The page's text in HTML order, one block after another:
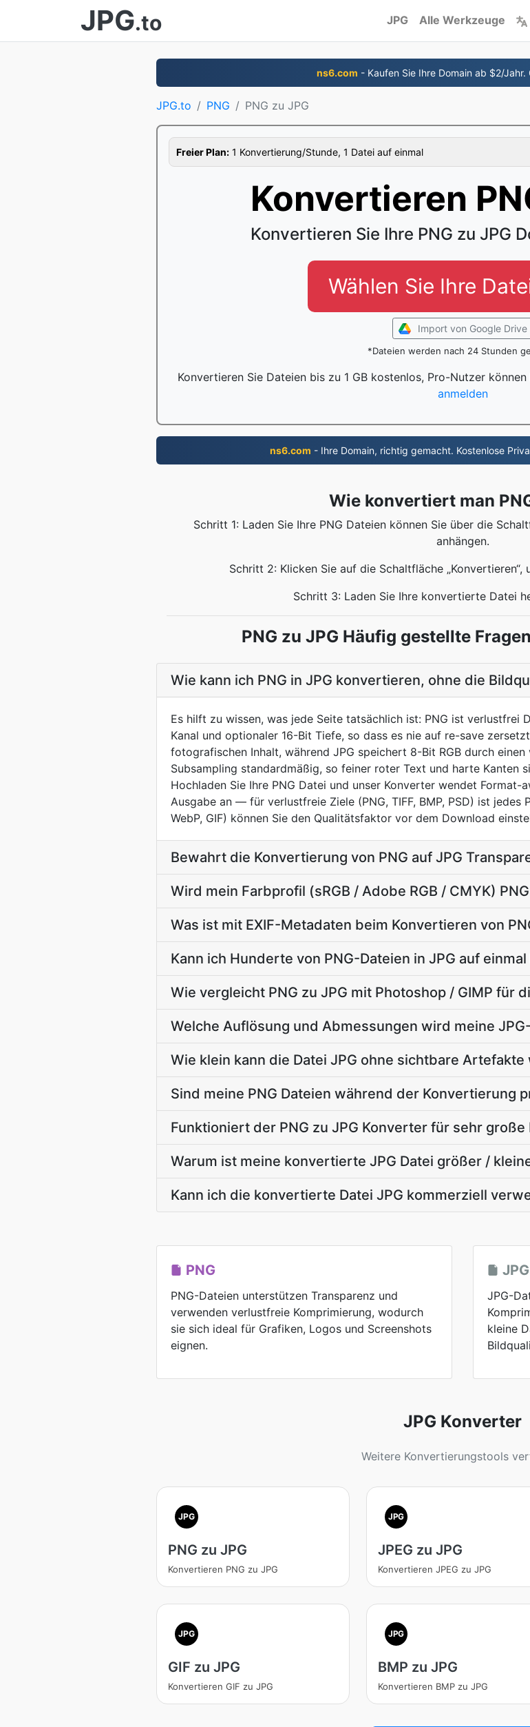
JPG.to JPG Alle Werkzeuge
ns6.com - Kaufen Sie Ihre Domain ab $2/Jahr.
JPG.to PNG PNG zu JPG
Freier Plan: 1 Konvertierung/Stunde, 1 Datei auf einmal
Konvertieren
Konvertieren Sie Ihre PNG zu JPG
Wählen Sie Ihre
Import von Google Drive
*Dateien werden nach 24 Stunden
Konvertieren Sie Dateien bis zu 1 GB kostenlos, Pro-Nutzer
anmelden
ns6.com - Ihre Domain, richtig gemacht. Kostenlose
Wie konvertiert man
Schritt 1: Laden Sie Ihre PNG Dateien können Sie über die
anhängen.
Schritt 2: Klicken Sie auf die Schaltfläche
Schritt 3: Laden Sie Ihre konvertierte Datei
PNG zu JPG Häufig gestellte
Wie kann ich PNG in JPG konvertieren, ohne die
Es hilft zu wissen, was jede Seite tatsächlich ist: PNG ist verlustfrei
Kanal und optionaler 16-Bit Tiefe, so dass es nie auf re-save
fotografischen Inhalt, während JPG speichert 8-Bit RGB durch
Subsampling standardmäßig, so feiner roter Text und harte Kanten
Hochladen Sie Ihre PNG Datei und unser Konverter wendet Format-
Ausgabe an — für verlustfreie Ziele (PNG, TIFF, BMP, PSD) ist jedes
WebP, GIF) können Sie den Qualitätsfaktor vor dem Download
Bewahrt die Konvertierung von PNG auf JPG
Wird mein Farbprofil (sRGB / Adobe RGB / CMYK)
Was ist mit EXIF-Metadaten beim Konvertieren von
Kann ich Hunderte von PNG-Dateien in JPG auf
Wie vergleicht PNG zu JPG mit Photoshop / GIMP für
Welche Auflösung und Abmessungen wird meine
Wie klein kann die Datei JPG ohne sichtbare Artefakte
Sind meine PNG Dateien während der Konvertierung
Funktioniert der PNG zu JPG Konverter für sehr
Warum ist meine konvertierte JPG Datei größer /
Kann ich die konvertierte Datei JPG kommerziell
PNG
PNG-Dateien unterstützen Transparenz und
verwenden verlustfreie Komprimierung, wodurch
sie sich ideal für Grafiken, Logos und Screenshots
eignen.
JPG
JPG-
kleine
JPG Konverter
Weitere Konvertierungstools
JPG
PNG zu JPG
Konvertieren PNG zu JPG
JPG
JPEG zu JPG
Konvertieren JPEG zu JPG
JPG
GIF zu JPG
Konvertieren GIF zu JPG
JPG
BMP zu JPG
Konvertieren BMP zu JPG